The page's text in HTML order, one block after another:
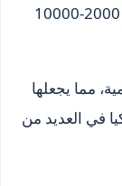
الاثاث من مكة المكرمة الى تركيا تتراوح بين 2000-10000
مما يجعلها
في العديد من